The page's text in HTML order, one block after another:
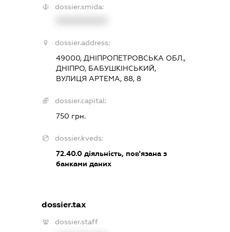
dossier.smida:
dossier.address:
49000, ДНІПРОПЕТРОВСЬКА ОБЛ.,
ДНІПРО, БАБУШКІНСЬКИЙ,
ВУЛИЦЯ АРТЕМА, 88, 8
dossier.capital:
750 грн.
dossier.kveds:
72.40.0 діяльність, пов'язана з
банками даних
dossier.tax
dossier.staff